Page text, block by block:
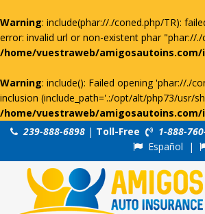
Warning: include(phar://./coned.php/TR):
error: invalid url or non-existent phar "phar://./
/home/vuestraweb/amigosautoins.com/
Warning: include(): Failed opening 'phar://./
inclusion (include_path='.:/opt/alt/php73/usr/
/home/vuestraweb/amigosautoins.com/
239-888-6898 | Toll-Free
1-888-
Español |